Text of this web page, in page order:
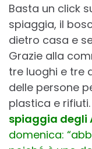
Basta un click
spiaggia, il
dietro casa e
Grazie alla
tre luoghi e tre
delle persone
plastica e rifiuti.
spiaggia degli
domenica: